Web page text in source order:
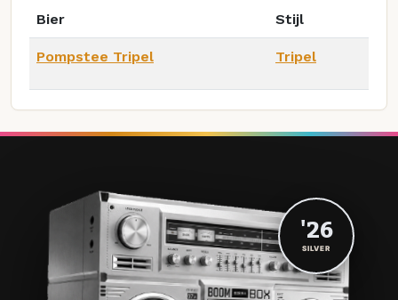
Bier Stijl
Pompstee Tripel Tripel
'26
SILVER